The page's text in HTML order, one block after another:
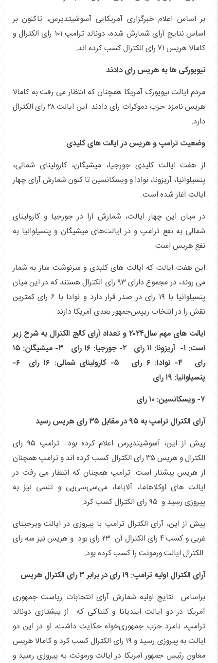
بر اساس اعلام خبرگزاری آمریکایی آسوشیتدپرس، تاکنون بر
اساس نتایج آرای شمارش شده، دونالد ترامپ ۱۰۱ رای الکترال و
کامالا هریس ۷۱ رای الکترال کسب کرده اند.
نیویورکی ها به هریس رای دادند
مردم ایالت نیویورک آمریکا همچنان که انتظار می رفت به کامالا
هریس نامزد حزب دموکرات رای دادند. این ایالت ۲۸ رای الکترال
دارد.
وضعیت ترامپ و هریس در ایالت های کلیدی
از هفت ایالت کلیدی جورجیا، میشیگان، کارولینای شمالی،
پنسیلوانیا، آریزونا، نوادا و ویسکانسین تا کنون شمارش آرای چهار
ایالت آغاز شده است.
در میان این چهار ایالت، شمارش آرا در جورجیا و کارولینای
شمالی به نفع ترامپ و در ایالت‌های میشیگان و پنسیلوانیا به
نفع هریس است.
این هفت ایالت که ایالت های کلیدی و سرنوشت ساز به شمار
می روند، در مجموع دارای ۹۳ رای الکترال هستند که در این میان
پنسیلوانیا با ۱۹ رای در صدر قرار دارد و نوادا با ۶ رای کمترین
نقش را در انتخاب رییس‌جمهور بعدی آمریکا دارند.
ایالت های مهم سال۲۰۲۴ و تعداد آرای کالج الکترال به شرح زیر
است: ۱- آریزونا: ۱۱ رای ۲- جورجیا: ۱۶ رای ۳- میشیگان: ۱۵
رای ۴- نوادا: ۶ رای ۵- کارولینای شمالی: ۱۶ رای ۶-
پنسیلوانیا: ۱۹ رای
۷- ویسکانسین: ۱۰ رای
آرای الکترال ترامپ به ۹۵ در مقابل ۳۵ رای هریس رسید
پیش از این، آسوشیتدپرس اعلام کرده بود ترامپ ۹۵ رای
الکترال و هریس ۳۵ رای الکترال کسب کرده اند و ترامپ همچنان
از هریس پیشتاز است. ترامپ همچنان که انتظار می رفت در
ایالت های اوکلاهاما، آلاباما، می‌سی‌سی‌پی و تنسی نیز به
پیروزی رسید و ۹۵ رای الکترال کسب کرد.
پیش از این، آرای الکترال ترامپ با پیروزی در ایالت ویرجینای
غربی و کسب ۴ رای الکترال آن ۲۳ رای بود و هریس نیز سه رای
الکترال ایالت ورمونت را کسب کرده بود.
آرای الکترال اولیه ترامپ: ۱۹ رای در برابر ۳ رای الکترال هریس
براساس نتایج اولیه شمارش آرای انتخابات ریاست جمهوری
آمریکا در دو ایالت ایندیانا و کنتاکی که از پیشتازی دونالد
ترامپ، نامزد حزب جمهوری‌خواه حکایت داشت، او در این دو
ایالت به پیروزی رسید و ۱۹ رای الکترال کسب کرد و کامالا هریس
معاون رئیس جمهور آمریکا در ایالت ورمونت به پیروزی رسید و